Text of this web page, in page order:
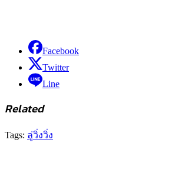
Facebook
Twitter
Line
Related
Tags: ลู่วิ่งวิ่ง